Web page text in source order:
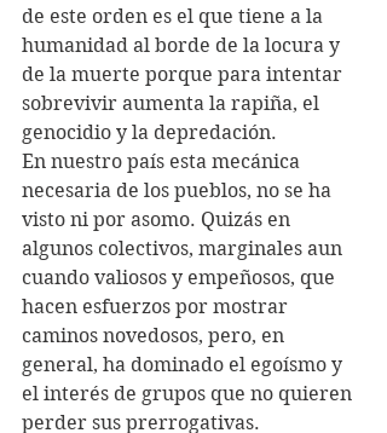
de este orden es el que tiene a la
humanidad al borde de la locura y
de la muerte porque para intentar
sobrevivir aumenta la rapiña, el
genocidio y la depredación.
En nuestro país esta mecánica
necesaria de los pueblos, no se ha
visto ni por asomo. Quizás en
algunos colectivos, marginales aun
cuando valiosos y empeñosos, que
hacen esfuerzos por mostrar
caminos novedosos, pero, en
general, ha dominado el egoísmo y
el interés de grupos que no quieren
perder sus prerrogativas.